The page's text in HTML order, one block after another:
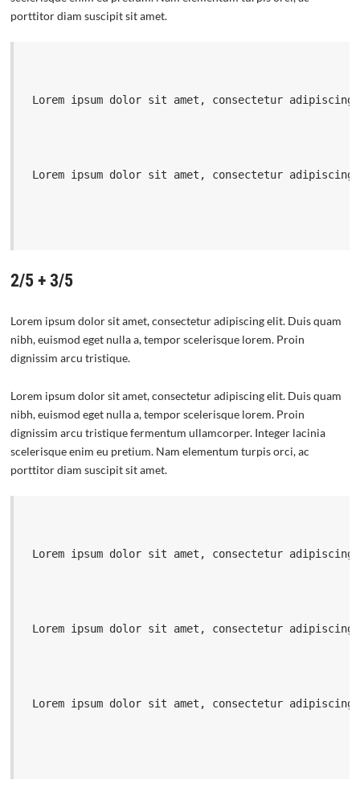
porttitor diam suscipit sit amet.
Lorem ipsum dolor sit amet, consectetur
Lorem ipsum dolor sit amet, consectetur
2/5 + 3/5
Lorem ipsum dolor sit amet, consectetur adipiscing elit. Duis quam
nibh, euismod eget nulla a, tempor scelerisque lorem. Proin
dignissim arcu tristique.
Lorem ipsum dolor sit amet, consectetur adipiscing elit. Duis quam
nibh, euismod eget nulla a, tempor scelerisque lorem. Proin
dignissim arcu tristique fermentum ullamcorper. Integer lacinia
scelerisque enim eu pretium. Nam elementum turpis orci, ac
porttitor diam suscipit sit amet.
Lorem ipsum dolor sit amet, consectetur
Lorem ipsum dolor sit amet, consectetur
Lorem ipsum dolor sit amet, consectetur